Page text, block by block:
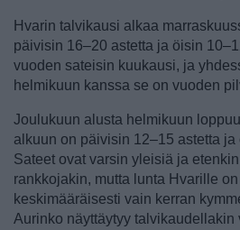
Hvarin talvikausi alkaa
päivisin 16–20 astetta ja öisin
vuoden sateisin kuukausi, ja
helmikuun kanssa se on vuoden
Joulukuun alusta helmikuun
alkuun on päivisin 12–15 astetta
Sateet ovat varsin yleisiä ja
rankkojakin, mutta lunta Hvarille
keskimääräisesti vain kerran
Aurinko näyttäytyy talvikaudellakin